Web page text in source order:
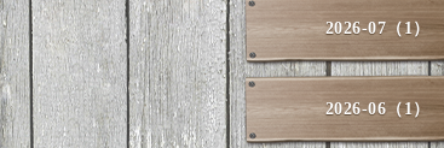
2026-07（1）
2026-06（1）